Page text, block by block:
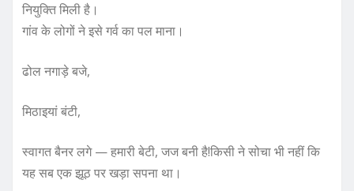
नियुक्ति मिली है।
गांव के लोगों ने इसे गर्व का पल माना।
ढोल नगाड़े बजे,
मिठाइयां बंटी,
स्वागत बैनर लगे — हमारी बेटी, जज बनी है!किसी ने सोचा भी नहीं कि
यह सब एक झूठ पर खड़ा सपना था।